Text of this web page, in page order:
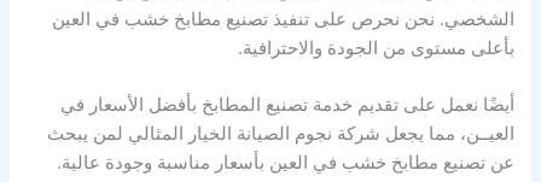
الشخصي. نحن نحرص على تنفيذ تصنيع مطابخ خشب في العين
بأعلى مستوى من الجودة والاحترافية.
أيضًا نعمل على تقديم خدمة تصنيع المطابخ بأفضل الأسعار في
العيــن، مما يجعل شركة نجوم الصيانة الخيار المثالي لمن يبحث
عن تصنيع مطابخ خشب في العين بأسعار مناسبة وجودة عالية.